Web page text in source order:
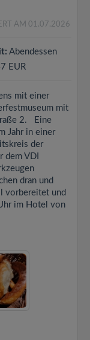
AM 01.07.2026
Abendessen
EUR
mit einer
mit
2. Eine
Jahr in einer
der
dem VDI
dran und
vorbereitet und
im Hotel von